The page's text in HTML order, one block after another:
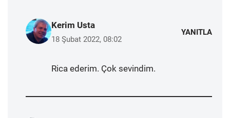
Kerim Usta
18 Şubat 2022, 08:02
YANITLA
Rica ederim. Çok sevindim.